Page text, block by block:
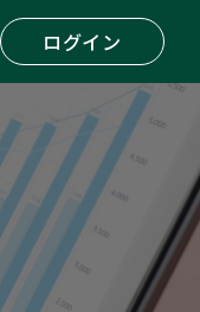
ログイン